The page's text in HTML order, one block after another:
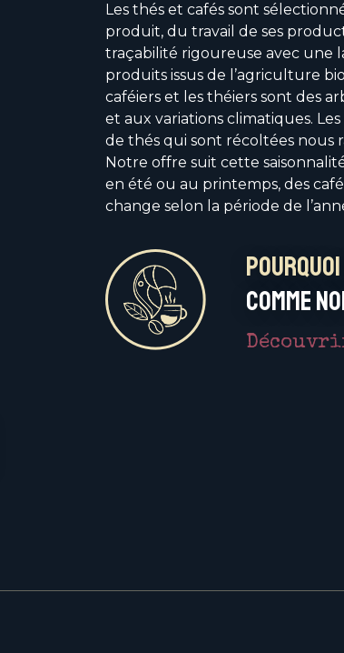
Les thés et cafés sont
produit, du travail de ses
traçabilité rigoureuse avec une
produits issus de l’agriculture
caféiers et les théiers sont des
et aux variations climatiques.
de thés qui sont récoltées nous
Notre offre suit cette
en été ou au printemps, des
change selon la période de
comme